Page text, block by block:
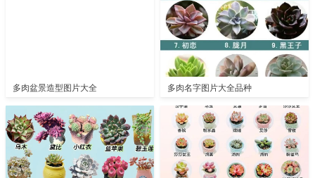
多肉盆景造型图片大全 多肉名字图片大全品种